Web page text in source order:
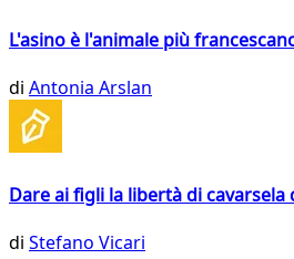
L'asino è l'animale più
di Antonia Arslan
Dare ai figli la libertà di cavarsela
di Stefano Vicari